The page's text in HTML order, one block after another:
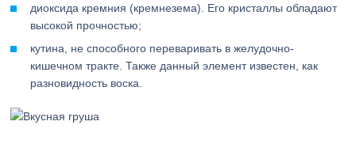
диоксида кремния (кремнезема). Его кристаллы обладают
высокой прочностью;
кутина, не способного переваривать в желудочно-
кишечном тракте. Также данный элемент известен, как
разновидность воска.